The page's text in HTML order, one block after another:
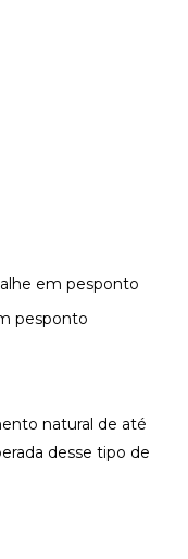
em pesponto
pesponto
natural de até
desse tipo de